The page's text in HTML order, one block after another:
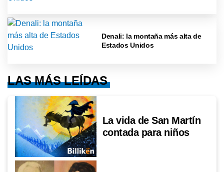
Denali: la montaña más alta de
Estados Unidos
LAS MÁS LEÍDAS
La vida de San Martín
contada para niños